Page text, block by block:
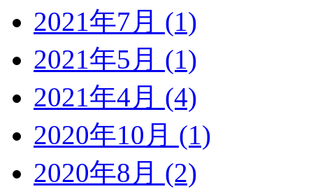
2021年7月 (1)
2021年5月 (1)
2021年4月 (4)
2020年10月 (1)
2020年8月 (2)